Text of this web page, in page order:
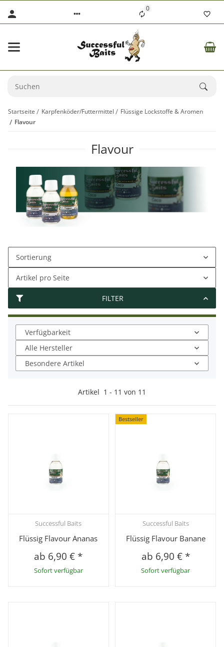
0
Startseite Karpfenköder/Futtermittel
Flüssige Lockstoffe & Aromen
Flavour
Flavour
FILTER
Sortierung
Artikel pro Seite
Verfügbarkeit
Alle Hersteller
Besondere Artikel
Artikel 1 - 11 von 11
Successful Baits
Flüssig Flavour Ananas
ab 6,90 € *
Sofort verfügbar
Bestseller
Successful Baits
Flüssig Flavour Banane
ab 6,90 € *
Sofort verfügbar